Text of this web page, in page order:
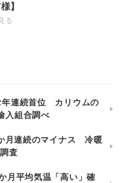
】
る
年連続首位 カリウムの
入組合調べ
月連続のマイナス 冷暖
査
月平均気温「高い」確